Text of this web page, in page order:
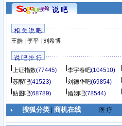
说 吧
相 关 说 吧
王皓| 李平| 刘希博
说 吧 排 行
上证指数(77445) 李宇春吧(104510)
苏醒吧(41523) 刘德华吧(69854)
贴图吧(68789) 婚姻吧(78544)
搜狐分类| 商机在线 医 疗